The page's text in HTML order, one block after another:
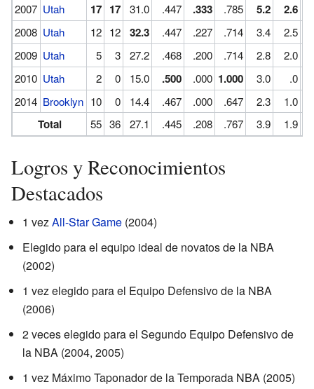
2007 Utah 17 17 31.0 .447 .333 .785 5.2 2.6
2008 Utah 12 12 32.3 .447 .227 .714 3.4 2.5
2009 Utah 5 3 27.2 .468 .200 .714 2.8 2.0
2010 Utah 2 0 15.0 .500 .000 1.000 3.0
.0
2014 Brooklyn 10 0 14.4 .467 .000 .647 2.3 1.0
Total 55 36 27.1 .445 .208 .767 3.9 1.9
Logros y Reconocimientos
Destacados
1 vezAll-Star Game (2004)
Elegido para el equipo ideal de novatos de la NBA
(2002)
1 vez elegido para el Equipo Defensivo de la NBA
(2006)
2 veces elegido para el Segundo Equipo Defensivo de
la NBA (2004, 2005)
1 vez Máximo Taponador de la Temporada NBA (2005)